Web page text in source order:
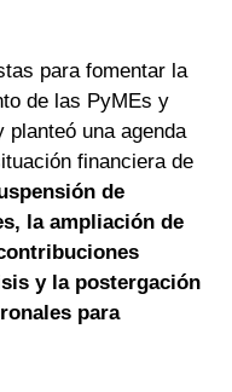
para fomentar la
de las PyMEs y
una agenda
financiera de
de
la ampliación de
y la postergación
para